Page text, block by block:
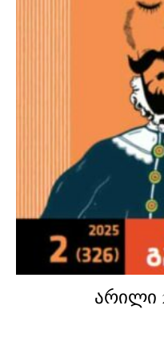
არილი